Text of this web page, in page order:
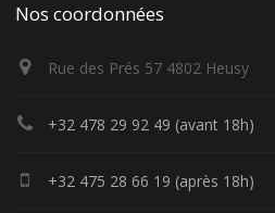
Nos coordonnées
Rue des Prés 57 4802 Heusy
+32 478 29 92 49 (avant 18h)
+32 475 28 66 19 (après 18h)